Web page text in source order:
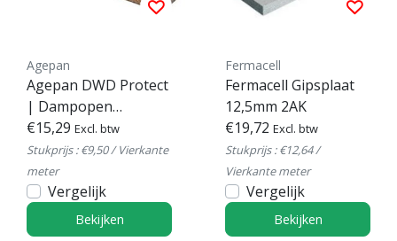
Agepan
Agepan DWD Protect
| Dampopen
Houtvezel
Constructieplaat voor
Dak & Wand
€15,29 Excl. btw
Stukprijs : €9,50 / Vierkante
meter
Vergelijk
Bekijken
Fermacell
Fermacell Gipsplaat
12,5mm 2AK
€19,72 Excl. btw
Stukprijs : €12,64 /
Vierkante meter
Vergelijk
Bekijken